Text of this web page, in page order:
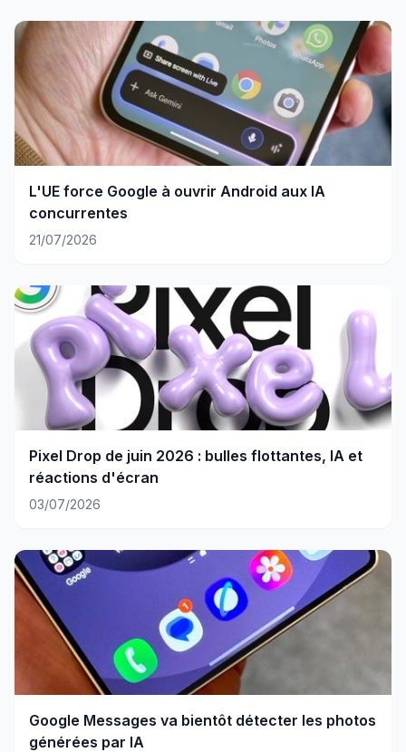
L'UE force Google à ouvrir Android aux IA
concurrentes
21/07/2026
Pixel Drop de juin 2026 : bulles flottantes, IA et
réactions d'écran
03/07/2026
Google Messages va bientôt détecter les photos
générées par IA